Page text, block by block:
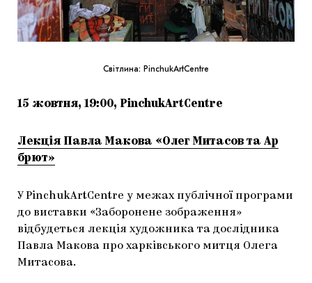
Світлина: PinchukArtCentre
15 жовтня, 19:00, PinchukArtCentre
Лекція Павла Макова «Олег Митасов та Ар
брют»
У PinchukArtCentre у межах публічної програми
до виставки «Заборонене зображення»
відбудеться лекція художника та дослідника
Павла Макова про харківського митця Олега
Митасова.